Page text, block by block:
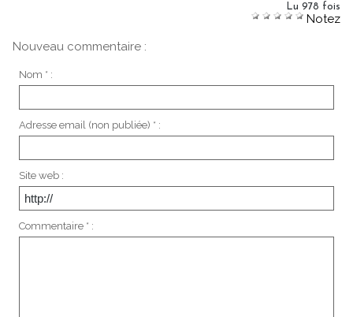
Lu 978 fois
Notez
Nouveau commentaire :
Nom * :
Adresse email (non publiée) * :
Site web :
Commentaire * :